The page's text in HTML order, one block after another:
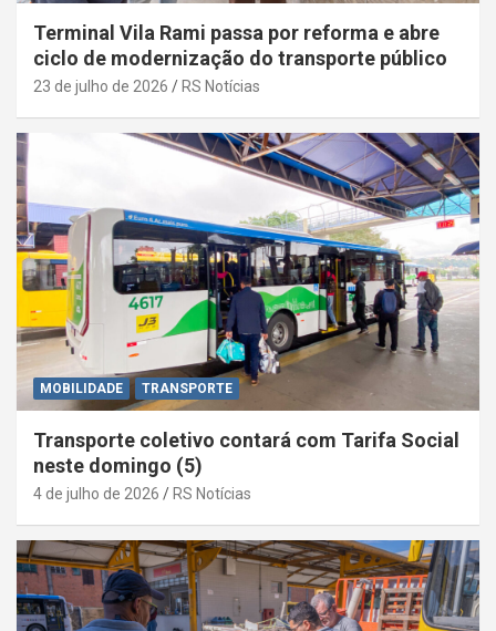
Terminal Vila Rami passa por reforma e abre
ciclo de modernização do transporte público
23 de julho de 2026 RS Notícias
MOBILIDADE TRANSPORTE
Transporte coletivo contará com Tarifa Social
neste domingo (5)
4 de julho de 2026 RS Notícias